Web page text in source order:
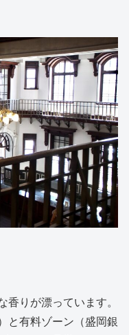
香りが漂っています。
と有料ゾーン（盛岡銀